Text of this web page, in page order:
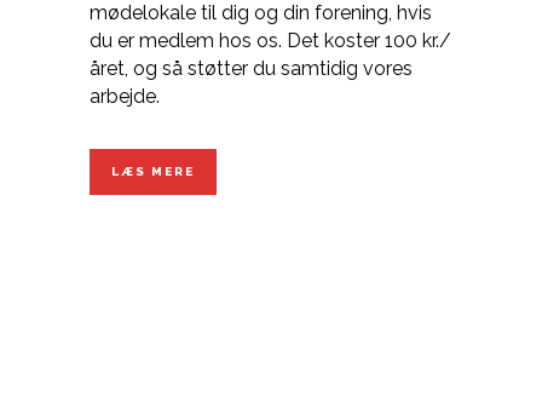
mødelokale til dig og din forening, hvis
du er medlem hos os. Det koster 100 kr./
året, og så støtter du samtidig vores
arbejde.
LÆS MERE